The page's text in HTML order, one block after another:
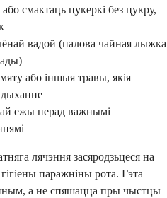
смактаць цукеркі без цукру,
вадой (палова чайная лыжка
або іншыя травы, якія
ежы перад важнымі
лячэння засяродзьцеся на
паражніны рота. Гэта
а не спяшацца пры чыстцы